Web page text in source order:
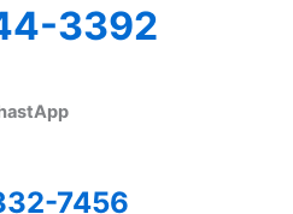
3392
7456